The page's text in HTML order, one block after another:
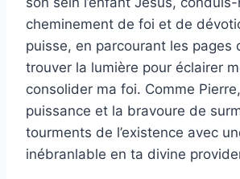
cheminement de foi et de
puisse, en parcourant les pages
trouver la lumière pour éclairer
consolider ma foi. Comme
puissance et la bravoure de
tourments de l’existence avec
inébranlable en ta divine